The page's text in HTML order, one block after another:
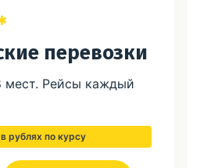
перевозки
мест. Рейсы каждый
рублях по курсу